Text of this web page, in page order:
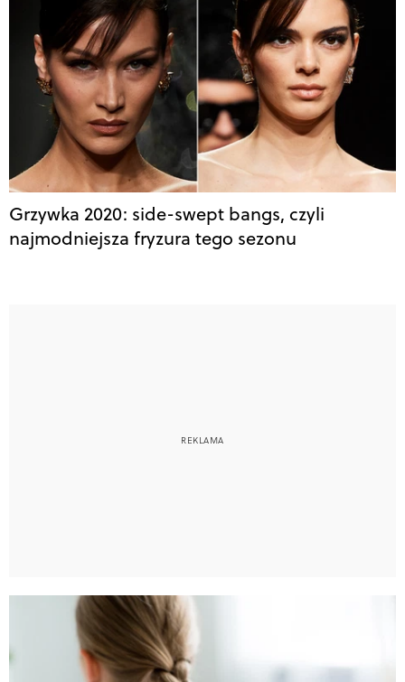
Grzywka 2020: side-swept bangs, czyli
najmodniejsza fryzura tego sezonu